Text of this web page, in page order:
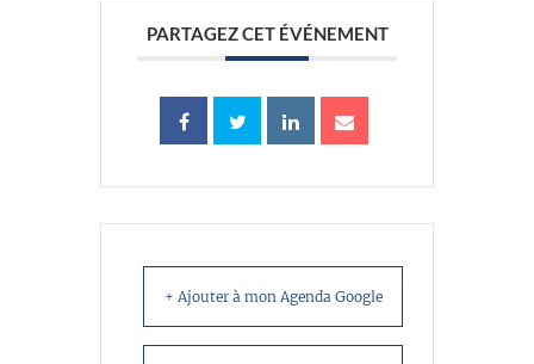
PARTAGEZ CET ÉVÉNEMENT
+ Ajouter à mon Agenda Google